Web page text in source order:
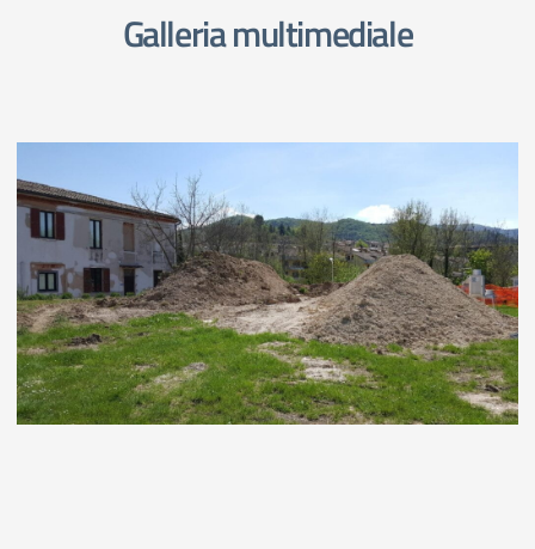
Galleria multimediale